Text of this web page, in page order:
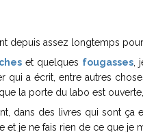
depuis assez longtemps
et quelques fougasses
qui a écrit, entre autres
la porte du labo est
dans des livres qui sont
et je ne fais rien de ce que je